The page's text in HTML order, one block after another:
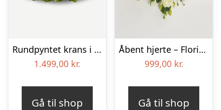
Rundpyntet krans i klassisk stil – pink
1.499,00 kr.
Gå til shop
Åbent hjerte – Floristens kreative valg
999,00 kr.
Gå til shop